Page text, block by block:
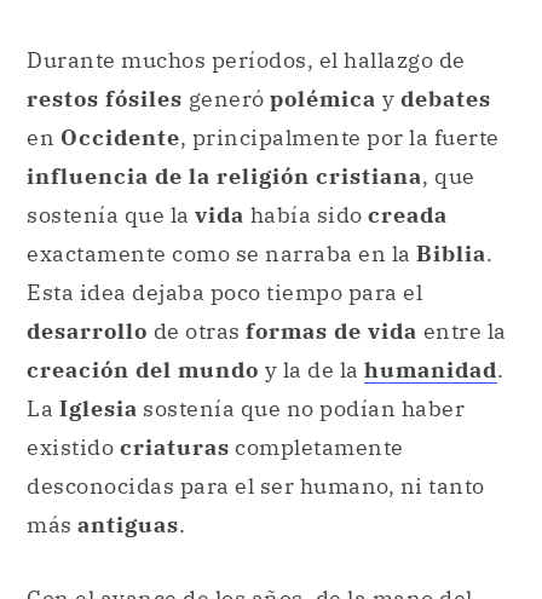
Durante muchos períodos, el hallazgo de
restos fósiles generó polémica y debates
en Occidente, principalmente por la fuerte
influencia de la religión cristiana, que
sostenía que la vida había sido creada
exactamente como se narraba en la Biblia.
Esta idea dejaba poco tiempo para el
desarrollo de otras formas de vida entre la
creación del mundo y la de la humanidad.
La Iglesia sostenía que no podían haber
existido criaturas completamente
desconocidas para el ser humano, ni tanto
más antiguas.